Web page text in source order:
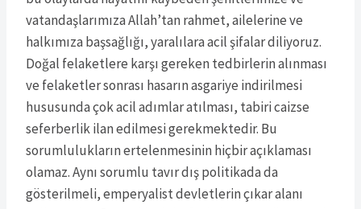
vatandaşlarımıza Allah’tan rahmet, ailelerine ve
halkımıza başsağlığı, yaralılara acil şifalar diliyoruz.
Doğal felaketlere karşı gereken tedbirlerin alınması
ve felaketler sonrası hasarın asgariye indirilmesi
hususunda çok acil adımlar atılması, tabiri caizse
seferberlik ilan edilmesi gerekmektedir. Bu
sorumlulukların ertelenmesinin hiçbir açıklaması
olamaz. Aynı sorumlu tavır dış politikada da
gösterilmeli, emperyalist devletlerin çıkar alanı